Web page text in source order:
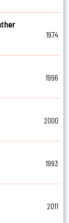
1974
1996
2000
1993
2011